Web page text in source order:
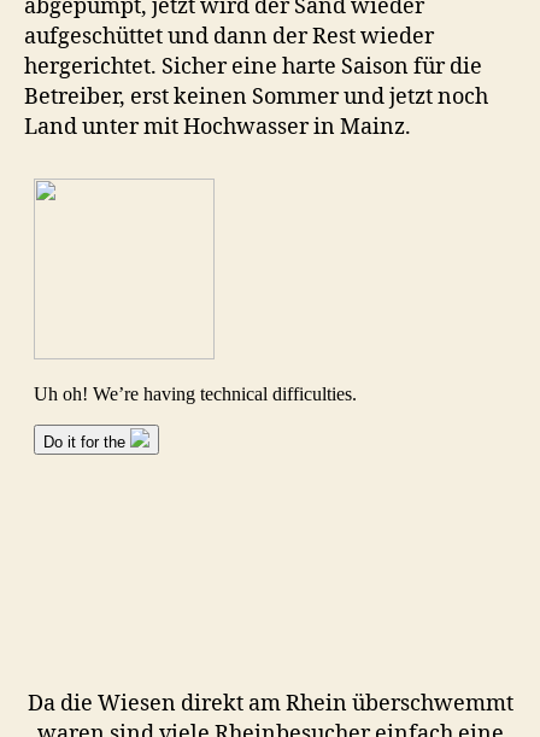
abgepumpt, jetzt wird der Sand wieder
aufgeschüttet und dann der Rest wieder
hergerichtet. Sicher eine harte Saison für die
Betreiber, erst keinen Sommer und jetzt noch
Land unter mit Hochwasser in Mainz.
Da die Wiesen direkt am Rhein überschwemmt